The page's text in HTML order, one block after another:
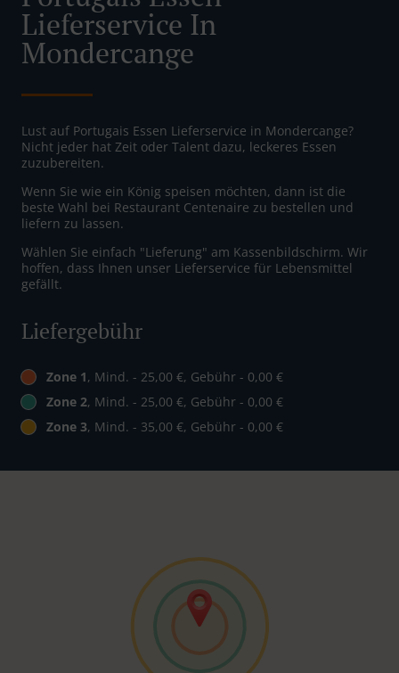
Lieferservice In
Mondercange
Lust auf Portugais Essen Lieferservice in Mondercange?
Nicht jeder hat Zeit oder Talent dazu, leckeres Essen
zuzubereiten.
Wenn Sie wie ein König speisen möchten, dann ist die
beste Wahl bei Restaurant Centenaire zu bestellen und
liefern zu lassen.
Wählen Sie einfach "Lieferung" am Kassenbildschirm. Wir
hoffen, dass Ihnen unser Lieferservice für Lebensmittel
gefällt.
Liefergebühr
Zone 1, Mind. - 25,00 €, Gebühr - 0,00 €
Zone 2, Mind. - 25,00 €, Gebühr - 0,00 €
Zone 3, Mind. - 35,00 €, Gebühr - 0,00 €